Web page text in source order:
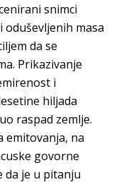
snimci
oduševljenih masa
da se
Prikazivanje
i
hiljada
raspad zemlje.
emitovanja, na
govorne
da je u pitanju